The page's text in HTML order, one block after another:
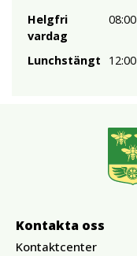
Helgfri
vardag
08:00
Lunchstängt 12:00
Kontakta oss
Kontaktcenter